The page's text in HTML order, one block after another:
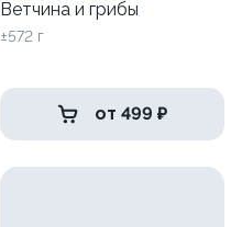
Ветчина и грибы
±572 г
от 499 ₽